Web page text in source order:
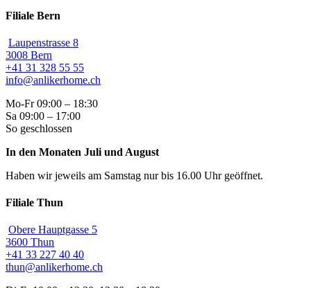
Filiale Bern
Laupenstrasse 8
3008 Bern
+41 31 328 55 55
info@anlikerhome.ch
Mo-Fr 09:00 – 18:30
Sa 09:00 – 17:00
So geschlossen
In den Monaten Juli und August
Haben wir jeweils am Samstag nur bis 16.00 Uhr geöffnet.
Filiale Thun
Obere Hauptgasse 5
3600 Thun
+41 33 227 40 40
thun@anlikerhome.ch